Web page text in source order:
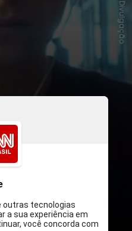
o elenco da
Divulgação